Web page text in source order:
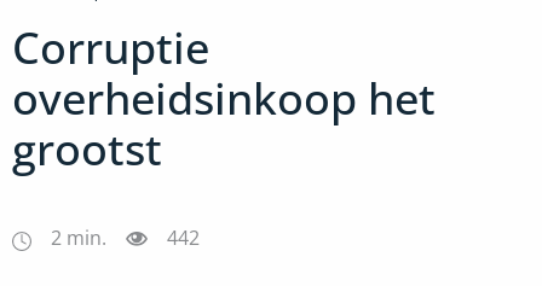
Corruptie
overheidsinkoop het
grootst
2 min. 442